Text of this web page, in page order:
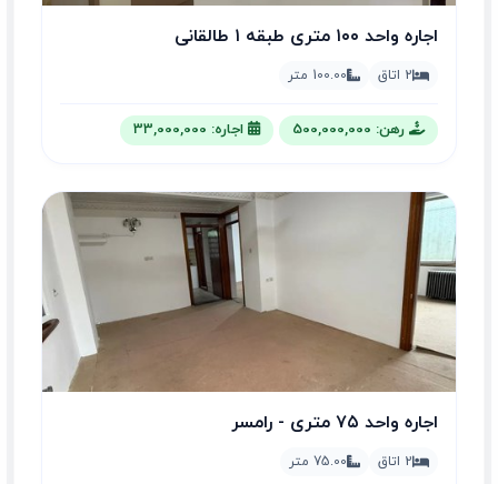
اجاره واحد ۱۰۰ متری طبقه ۱ طالقانی
2 اتاق 100.00 متر
رهن: 500,000,000 اجاره: 33,000,000
اجاره واحد ۷۵ متری - رامسر
2 اتاق 75.00 متر